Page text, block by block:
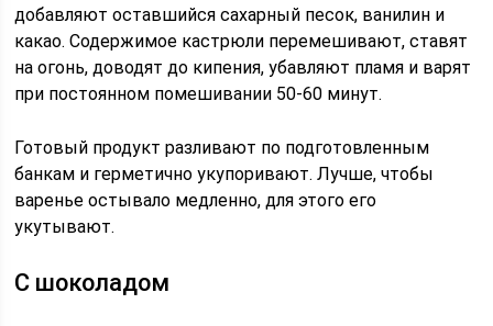
добавляют оставшийся сахарный песок, ванилин и
какао. Содержимое кастрюли перемешивают, ставят
на огонь, доводят до кипения, убавляют пламя и варят
при постоянном помешивании 50-60 минут.
Готовый продукт разливают по подготовленным
банкам и герметично укупоривают. Лучше, чтобы
варенье остывало медленно, для этого его
укутывают.
С шоколадом